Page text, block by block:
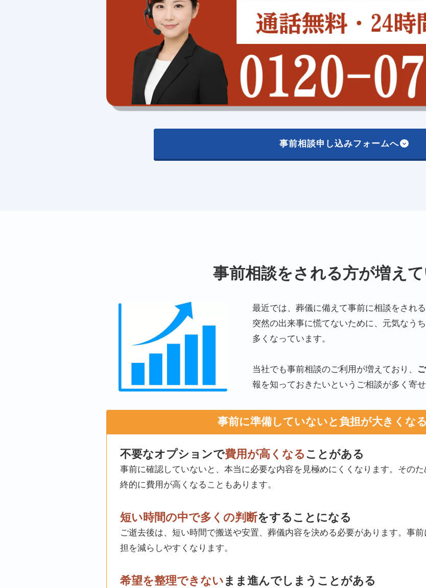
事前相談申し込みフォームへ
事前相談をされる方が増え
最近では、葬儀に備えて事前に相談をされる
突然の出来事に慌てないために、元気なう
多くなっています。
当社でも事前相談のご利用が増えており、
報を知っておきたいというご相談が多く寄せ
事前に準備していないと 負担が大きくな
不要なオプションで費用が高くなる ことがある
事前に確認していないと、本当に必要な内容を見極めにくくなります。その
終的に費用が高くなることもあります。
短い時間の中で多くの判断をすることになる
ご逝去後は、短い時間で搬送や安置、葬儀内容を決める必要があります。事
担を減らしやすくなります。
希望を整理できない まま進んでしまうことがある